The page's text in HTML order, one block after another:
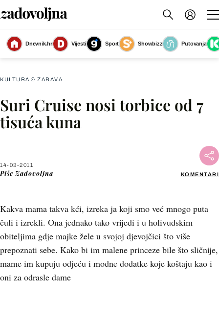
Dnevnik.hr Vijesti Sport Showbizz
Putovanja
Slika nije dostupna
KULTURA & ZABAVA
Suri Cruise nosi torbice od 7
tisuća kuna
14-03-2011
Piše Zadovoljna KOMENTARI
Kakva mama takva kći, izreka ja koji smo već mnogo puta
čuli i izrekli. Ona jednako tako vrijedi i u holivudskim
obiteljima gdje majke žele u svojoj djevojčici što više
prepoznati sebe. Kako bi im malene princeze bile što sličnije,
mame im kupuju odjeću i modne dodatke koje koštaju kao i
oni za odrasle dame
Facebook